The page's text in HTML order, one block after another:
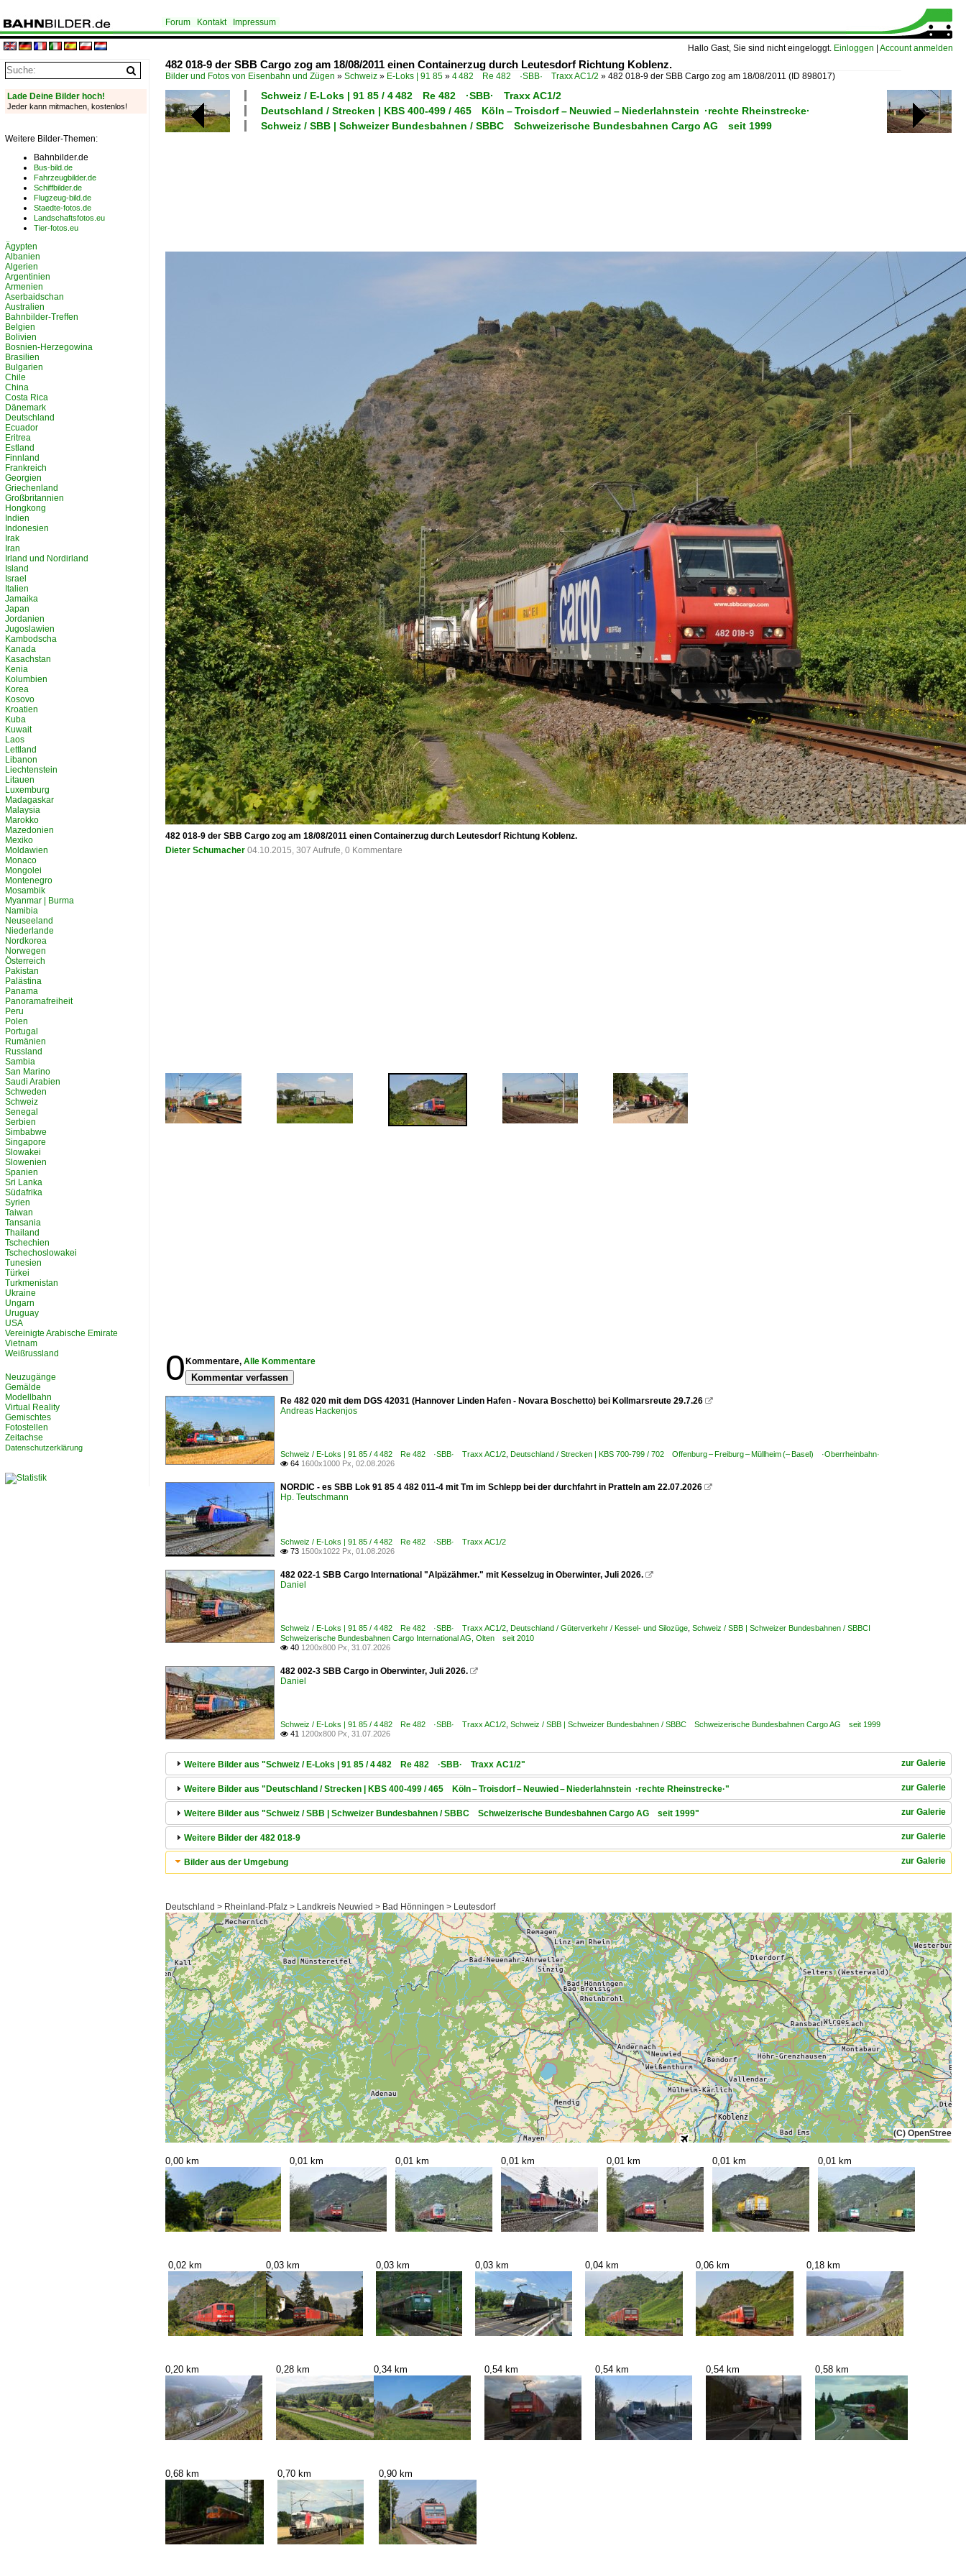
Hallo Gast, Sie sind nicht eingeloggt. Einloggen Account anmelden
Forum Kontakt Impressum
482 018-9 der SBB Cargo zog am 18/08/2011 einen Containerzug durch Leutesdorf Richtung Koblenz.
Bilder und Fotos von Eisenbahn und Zügen » Schweiz » E-Loks | 91 85 » 4 482 Re 482 ·SBB· Traxx AC1/2 » 482 018-9 der SBB Cargo zog am 18/08/2011 (ID 898017)
Schweiz / E-Loks | 91 85 / 4 482 Re 482 ·SBB· Traxx AC1/2
Deutschland / Strecken | KBS 400-499 / 465 Köln – Troisdorf – Neuwied – Niederlahnstein ·rechte Rheinstrecke·
Schweiz / SBB | Schweizer Bundesbahnen / SBBC Schweizerische Bundesbahnen Cargo AG seit 1999
482 018-9 der SBB Cargo zog am 18/08/2011 einen Containerzug durch Leutesdorf Richtung Koblenz.
Dieter Schumacher 04.10.2015, 307 Aufrufe, 0 Kommentare
0 Kommentare, Alle Kommentare
Kommentar verfassen
Re 482 020 mit dem DGS 42031 (Hannover Linden Hafen - Novara Boschetto) bei Kollmarsreute 29.7.26 
Andreas Hackenjos
Schweiz / E-Loks | 91 85 / 4 482 Re 482 ·SBB· Traxx AC1/2 Deutschland / Strecken | KBS 700-799 / 702 Offenburg – Freiburg – Müllheim (– Basel) ·Oberrheinbahn·
 64 1600x1000 Px, 02.08.2026
NORDIC - es SBB Lok 91 85 4 482 011-4 mit Tm im Schlepp bei der durchfahrt in Pratteln am 22.07.2026 
Hp. Teutschmann
Schweiz / E-Loks | 91 85 / 4 482 Re 482 ·SBB· Traxx AC1/2
 73 1500x1022 Px, 01.08.2026
482 022-1 SBB Cargo International "Alpäzähmer." mit Kesselzug in Oberwinter, Juli 2026. 
Daniel
Schweiz / E-Loks | 91 85 / 4 482 Re 482 ·SBB· Traxx AC1/2 Deutschland / Güterverkehr / Kessel- und Silozüge Schweiz / SBB | Schweizer Bundesbahnen / SBBCI
Schweizerische Bundesbahnen Cargo International AG, Olten seit 2010
 40 1200x800 Px, 31.07.2026
482 002-3 SBB Cargo in Oberwinter, Juli 2026. 
Daniel
Schweiz / E-Loks | 91 85 / 4 482 Re 482 ·SBB· Traxx AC1/2 Schweiz / SBB | Schweizer Bundesbahnen / SBBC Schweizerische Bundesbahnen Cargo AG seit 1999
 41 1200x800 Px, 31.07.2026
zur Galerie
Weitere Bilder aus "Schweiz / E-Loks | 91 85 / 4 482 Re 482 ·SBB· Traxx AC1/2"
zur Galerie
Weitere Bilder aus "Deutschland / Strecken | KBS 400-499 / 465 Köln – Troisdorf – Neuwied – Niederlahnstein ·rechte Rheinstrecke·"
zur Galerie
Weitere Bilder aus "Schweiz / SBB | Schweizer Bundesbahnen / SBBC Schweizerische Bundesbahnen Cargo AG seit 1999"
zur Galerie
Weitere Bilder der 482 018-9
zur Galerie
Bilder aus der Umgebung
Deutschland > Rheinland-Pfalz > Landkreis Neuwied > Bad Hönningen > Leutesdorf
(C)
0,00 km 0,01 km 0,01 km 0,01 km 0,01 km 0,01 km 0,01 km
0,02 km 0,03 km 0,03 km 0,03 km 0,04 km 0,06 km 0,18 km
0,20 km 0,28 km 0,34 km 0,54 km 0,54 km 0,54 km 0,58 km
0,68 km 0,70 km 0,90 km
Lade Deine Bilder hoch!
Jeder kann mitmachen, kostenlos!
Weitere Bilder-Themen:
Bahnbilder.de
Bus-bild.de
Fahrzeugbilder.de
Schiffbilder.de
Flugzeug-bild.de
Staedte-fotos.de
Landschaftsfotos.eu
Tier-fotos.eu
Ägypten
Albanien
Algerien
Argentinien
Armenien
Aserbaidschan
Australien
Bahnbilder-Treffen
Belgien
Bolivien
Bosnien-Herzegowina
Brasilien
Bulgarien
Chile
China
Costa Rica
Dänemark
Deutschland
Ecuador
Eritrea
Estland
Finnland
Frankreich
Georgien
Griechenland
Großbritannien
Hongkong
Indien
Indonesien
Irak
Iran
Irland und Nordirland
Island
Israel
Italien
Jamaika
Japan
Jordanien
Jugoslawien
Kambodscha
Kanada
Kasachstan
Kenia
Kolumbien
Korea
Kosovo
Kroatien
Kuba
Kuwait
Laos
Lettland
Libanon
Liechtenstein
Litauen
Luxemburg
Madagaskar
Malaysia
Marokko
Mazedonien
Mexiko
Moldawien
Monaco
Mongolei
Montenegro
Mosambik
Myanmar | Burma
Namibia
Neuseeland
Niederlande
Nordkorea
Norwegen
Österreich
Pakistan
Palästina
Panama
Panoramafreiheit
Peru
Polen
Portugal
Rumänien
Russland
Sambia
San Marino
Saudi Arabien
Schweden
Schweiz
Senegal
Serbien
Simbabwe
Singapore
Slowakei
Slowenien
Spanien
Sri Lanka
Südafrika
Syrien
Taiwan
Tansania
Thailand
Tschechien
Tschechoslowakei
Tunesien
Türkei
Turkmenistan
Ukraine
Ungarn
Uruguay
USA
Vereinigte Arabische Emirate
Vietnam
Weißrussland
Neuzugänge
Gemälde
Modellbahn
Virtual Reality
Gemischtes
Fotostellen
Zeitachse
Datenschutzerklärung